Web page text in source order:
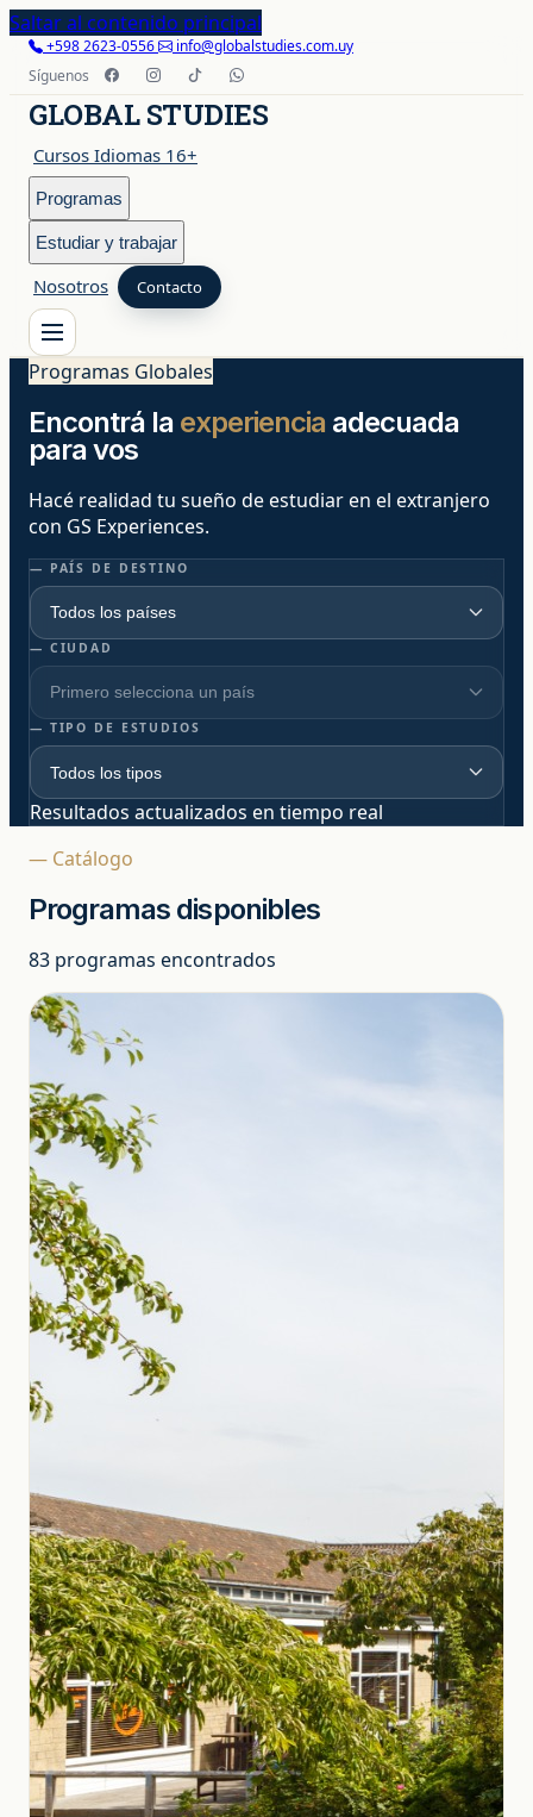
Saltar al contenido principal
+598 2623-0556
info@globalstudies.com.uy
Síguenos
GLOBAL STUDIES
Cursos Idiomas 16+
Programas
Estudiar y trabajar
Nosotros Contacto
Cursos Idiomas 16+
Programas
Contacto
+598 2623-0556 info@globalstudies.com.uy
Programas Globales
Encontrá la experiencia adecuada
para vos
Hacé realidad tu sueño de estudiar en el extranjero
con GS Experiences.
— PAÍS DE DESTINO
— CIUDAD
— TIPO DE ESTUDIOS
Resultados actualizados en tiempo real
— Catálogo
Programas disponibles
83 programas encontrados